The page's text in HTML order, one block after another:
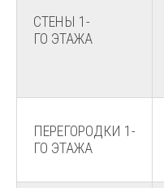
СТЕНЫ 1-
ГО ЭТАЖА
ПЕРЕГОРОДКИ 1-
ГО ЭТАЖА